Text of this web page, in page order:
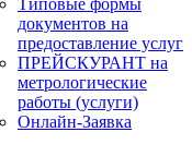
Типовые формы
документов на
предоставление услуг
ПРЕЙСКУРАНТ на
метрологические
работы (услуги)
Онлайн-Заявка